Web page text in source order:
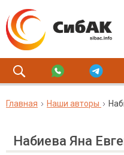
Главная Наши авторы
Набиева Яна